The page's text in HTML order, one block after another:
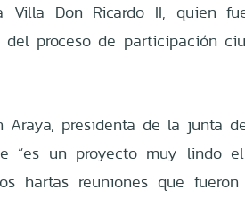
Villa Don Ricardo II, quien
proceso de participación
Araya, presidenta de la junta
“es un proyecto muy lindo
hartas reuniones que